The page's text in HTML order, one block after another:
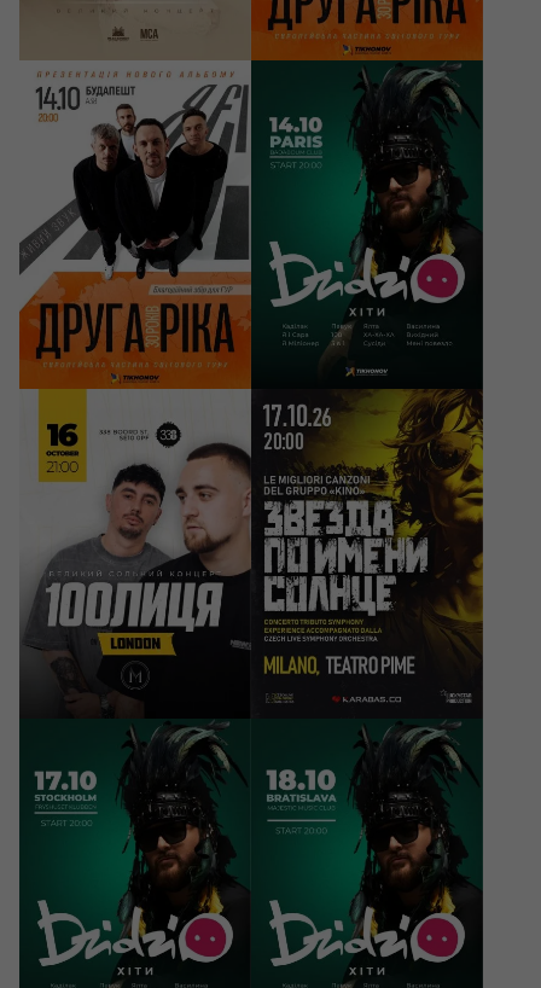
14/10/202620:00
Друга Ріка. Я Є! 30
Budapest, A38
14500 - 17000 HUF
14/10/202620:00
DZIDZIO
Paris, Badaboum Club
49 - 55 EUR
16/10/2026 21:00
100лиця
London, Studio 338
47.10 - 75.99 GBP
17/10/2026 20:00
KINO Symphony
Tribute «Zvezda po
imeni Solnce»
Milano, Teatro Pime
39 - 79 EUR
17/10/202620:00
DZIDZIO
Stockholm, Fryshuset
Klubben
530 - 590 SEK
18/10/202620:00
DZIDZIO
Bratislava, Majestic Music
Club
55 - 79 EUR